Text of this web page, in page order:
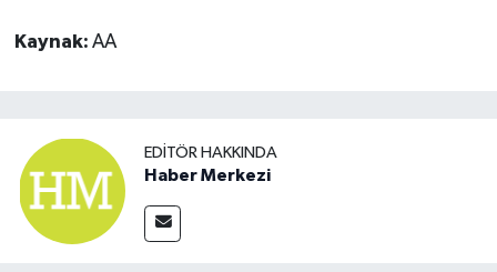
Kaynak: AA
EDITÖR HAKKINDA
Haber Merkezi